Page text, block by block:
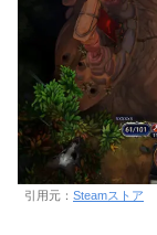
引用元： Steamストア